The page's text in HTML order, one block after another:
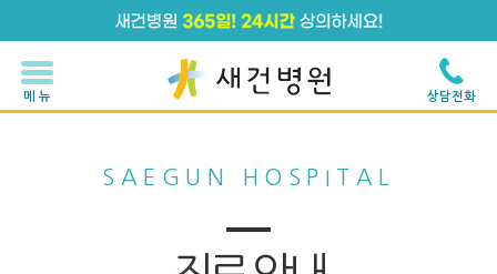
메 뉴 상담전화
SAEGUN HOSPITAL